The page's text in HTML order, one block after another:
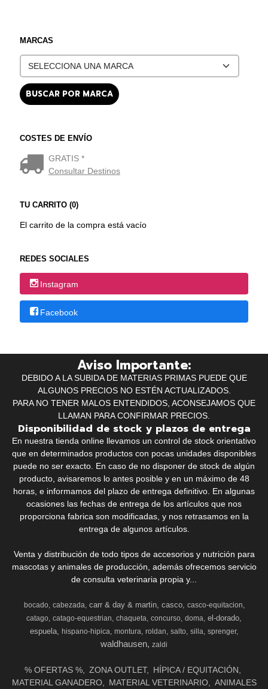
MARCAS
COSTES DE ENVÍO
GRATIS *
Consultar Destinos
TU CARRITO (0)
El carrito de la compra está vacío
REDES SOCIALES
Instagram
Facebook
Aviso Importante:
DEBIDO A LA SUBIDA DE MATERIAS PRIMAS PUEDE QUE
ALGUNOS PRECIOS NO ESTÉN ACTUALIZADOS.
PARA NO TENER MALOS ENTENDIDOS, ACONSEJAMOS QUE
LLAMAN PARA CONFIRMAR PRECIOS.
Disponibilidad de stock y plazos de entrega
En nuestra tienda online llevamos un control de stock orientativo
que en determinados productos con pocas unidades disponibles
puede no ser exacto. En caso de no disponer de stock de algún
producto, avisaremos lo antes posible y en un máximo de 48
horas, e informamos del plazo de entrega definitivo. En algunas
ocasiones las fechas de entrega de los artículos que nos
proporciona fabrica son modificadas, y nos retrasamos en la
entrega de algunos artículos.
Venta y distribución de todo tipos de accesorios y nutrición para
mascotas y animales de producción, además ofrecemos servicio
de consulta veterinaria propia y...
bocado cabezada carr & day & martin casco
casco-equitacion
catago catago-equestrian chaqueta concurso doma el-dorado
espuela
hispano-hipica montura roldan salto silla sprenger
waldhausen zaldi
% OFERTAS % ZONA OUTLET
HÍPICA / EQUITACIÓN
MATERIAL GANADERO
MATERIAL VETERINARIO ANIMALES